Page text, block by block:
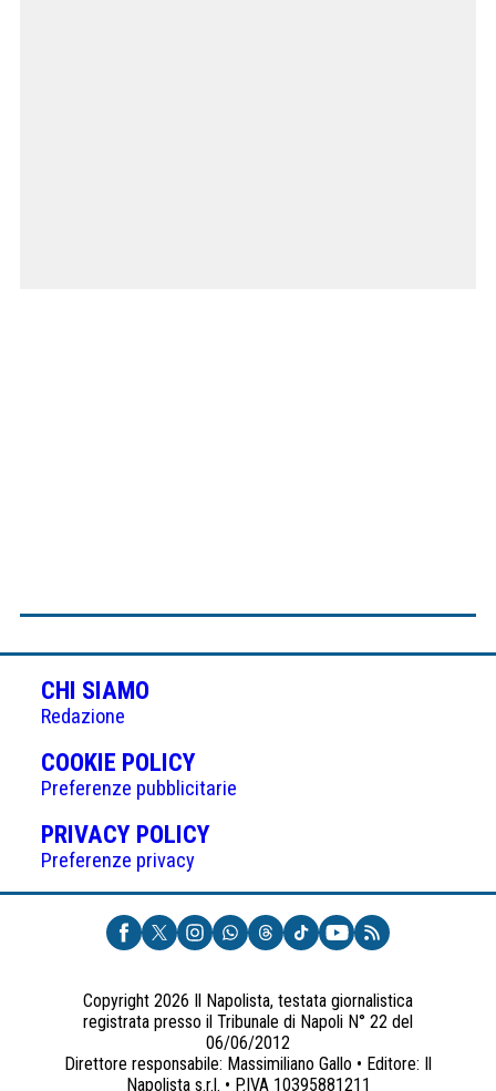
CHI SIAMO
Redazione
COOKIE POLICY(APRE
IN
UNA
NUOVA
Preferenze pubblicitarie
PRIVACY POLICY(APRE
UNA
NUOVA
SCHEDA)
Preferenze privacy
Copyright 2026 Il Napolista, testata giornalistica
registrata presso il Tribunale di Napoli N° 22 del
06/06/2012
Direttore responsabile: Massimiliano Gallo • Editore: Il
Napolista s.r.l. • P.IVA 10395881211